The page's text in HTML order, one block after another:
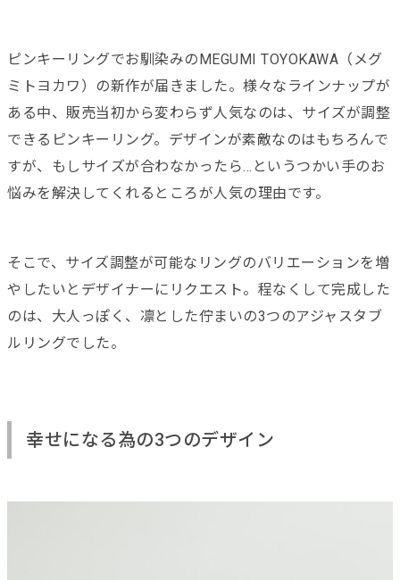
ピンキーリングでお馴染みのMEGUMI TOYOKAWA（メグ
ミトヨカワ）の新作が届きました。様々なラインナップが
ある中、販売当初から変わらず人気なのは、サイズが調整
できるピンキーリング。デザインが素敵なのはもちろんで
すが、もしサイズが合わなかったら…というつかい手のお
悩みを解決してくれるところが人気の理由です。
そこで、サイズ調整が可能なリングのバリエーションを増
やしたいとデザイナーにリクエスト。程なくして完成した
のは、大人っぽく、凛とした佇まいの3つのアジャスタブ
ルリングでした。
幸せになる為の3つのデザイン